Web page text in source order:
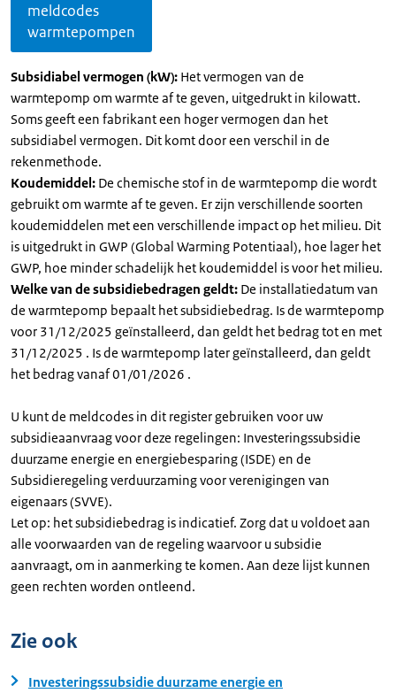
meldcodes
warmtepompen
Subsidiabel vermogen (kW): Het vermogen van de
warmtepomp om warmte af te geven, uitgedrukt in kilowatt.
Soms geeft een fabrikant een hoger vermogen dan het
subsidiabel vermogen. Dit komt door een verschil in de
rekenmethode.
Koudemiddel: De chemische stof in de warmtepomp die wordt
gebruikt om warmte af te geven. Er zijn verschillende soorten
koudemiddelen met een verschillende impact op het milieu. Dit
is uitgedrukt in GWP (Global Warming Potentiaal), hoe lager het
GWP, hoe minder schadelijk het koudemiddel is voor het milieu.
Welke van de subsidiebedragen geldt: De installatiedatum van
de warmtepomp bepaalt het subsidiebedrag. Is de warmtepomp
voor 31/12/2025 geïnstalleerd, dan geldt het bedrag tot en met
31/12/2025 . Is de warmtepomp later geïnstalleerd, dan geldt
het bedrag vanaf 01/01/2026 .
U kunt de meldcodes in dit register gebruiken voor uw
subsidieaanvraag voor deze regelingen: Investeringssubsidie
duurzame energie en energiebesparing (ISDE) en de
Subsidieregeling verduurzaming voor verenigingen van
eigenaars (SVVE).
Let op: het subsidiebedrag is indicatief. Zorg dat u voldoet aan
alle voorwaarden van de regeling waarvoor u subsidie
aanvraagt, om in aanmerking te komen. Aan deze lijst kunnen
geen rechten worden ontleend.
Zie ook
Investeringssubsidie duurzame energie en